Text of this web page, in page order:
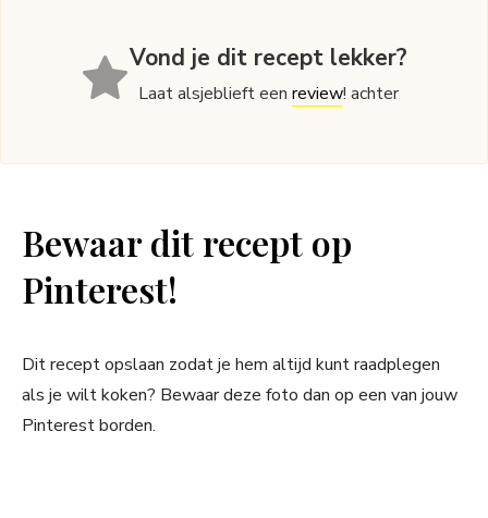
Vond je dit recept lekker?
Laat alsjeblieft eenreview! achter
Bewaar dit recept op
Pinterest!
Dit recept opslaan zodat je hem altijd kunt raadplegen
als je wilt koken? Bewaar deze foto dan op een van jouw
Pinterest borden.